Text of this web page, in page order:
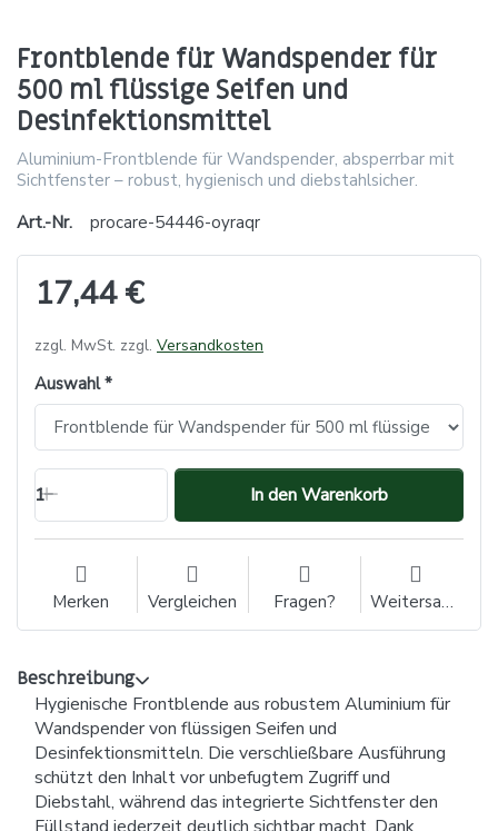
Frontblende für Wandspender für
500 ml flüssige Seifen und
Desinfektionsmittel
Aluminium-Frontblende für Wandspender, absperrbar mit
Sichtfenster – robust, hygienisch und diebstahlsicher.
Art.-Nr.
procare-54446-oyraqr
17,44 €
zzgl. MwSt. zzgl. Versandkosten
Auswahl
1 In den Warenkorb
Merken Vergleichen Fragen? Weitersagen
Beschreibung
Hygienische Frontblende aus robustem Aluminium für
Wandspender von flüssigen Seifen und
Desinfektionsmitteln. Die verschließbare Ausführung
schützt den Inhalt vor unbefugtem Zugriff und
Diebstahl, während das integrierte Sichtfenster den